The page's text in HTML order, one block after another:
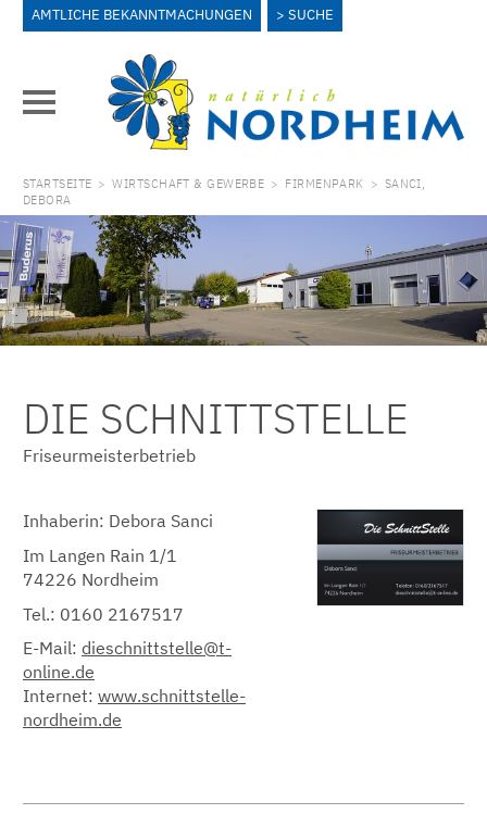
AMTLICHE BEKANNTMACHUNGEN SUCHE
STARTSEITE > WIRTSCHAFT & GEWERBE > FIRMENPARK > SANCI,
DEBORA
DIE SCHNITTSTELLE
Friseurmeisterbetrieb
Inhaberin: Debora Sanci
Im Langen Rain 1/1
74226 Nordheim
Tel.: 0160 2167517
E-Mail: dieschnittstelle@t-
online.de
Internet: www.schnittstelle-
nordheim.de